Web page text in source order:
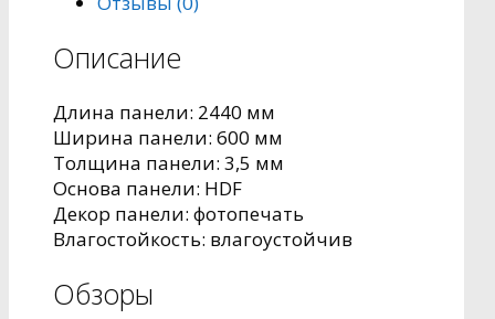
Описание
Длина панели: 2440 мм
Ширина панели: 600 мм
Толщина панели: 3,5 мм
Основа панели: HDF
Декор панели: фотопечать
Влагостойкость: влагоустойчив
Обзоры